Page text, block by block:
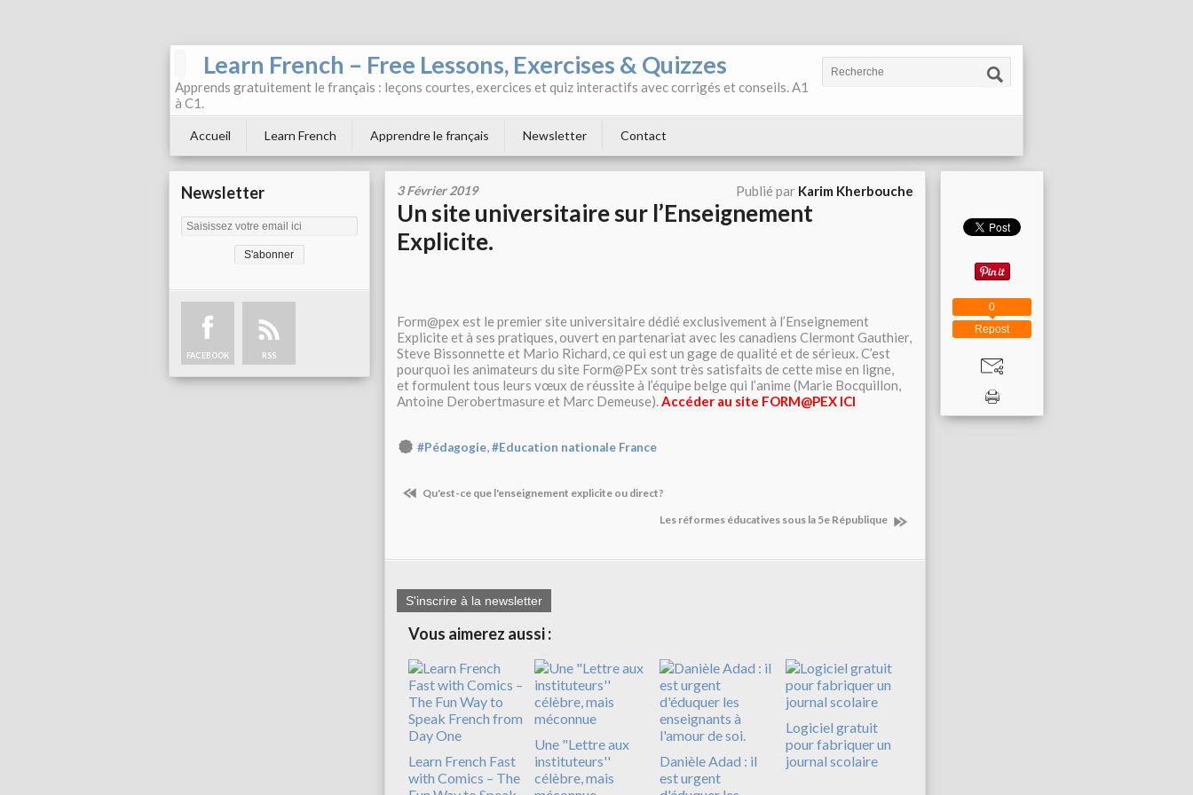
Learn French – Free Lessons, Exercises & Quizzes
Apprends gratuitement le français : leçons courtes, exercices et quiz interactifs avec corrigés et conseils. A1
à C1.
Accueil Learn French Apprendre le français Newsletter Contact
Newsletter
FACEBOOK RSS
3 Février 2019 Publié par Karim Kherbouche
Un site universitaire sur l’Enseignement
Explicite.
Form@pex est le premier site universitaire dédié exclusivement à l’Enseignement
Explicite et à ses pratiques, ouvert en partenariat avec les canadiens Clermont Gauthier,
Steve Bissonnette et Mario Richard, ce qui est un gage de qualité et de sérieux. C’est
pourquoi les animateurs du site Form@PEx sont très satisfaits de cette mise en ligne,
et formulent tous leurs vœux de réussite à l’équipe belge qui l’anime (Marie Bocquillon,
Antoine Derobertmasure et Marc Demeuse).Accéder au site FORM@PEX ICI
#Pédagogie,#Education nationale France
Qu'est-ce que l'enseignement explicite ou direct?
Les réformes éducatives sous la 5e République
S'inscrire à la newsletter
Vous aimerez aussi :
Learn French Fast
with Comics – The
Une "Lettre aux
instituteurs''
célèbre, mais
Danièle Adad : il
est urgent
Logiciel gratuit
pour fabriquer un
journal scolaire
Repost
0